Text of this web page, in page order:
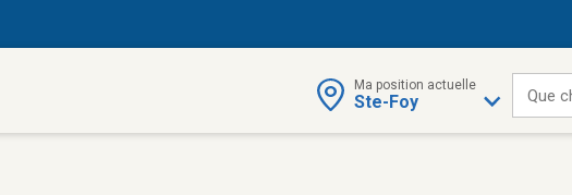
Ma position actuelle
Ste-Foy Que